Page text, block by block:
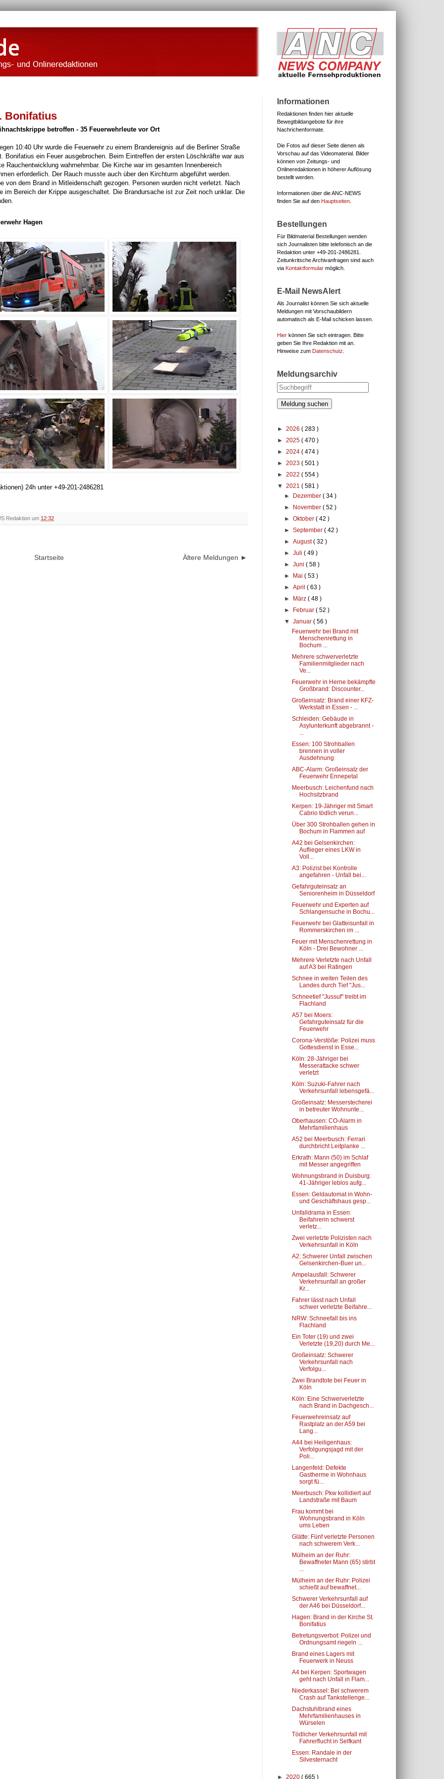
Bonifatius
betroffen - 35 Feuerwehrleute vor Ort
10:40 Uhr wurde die Feuerwehr zu einem Brandereignis auf die Berliner Straße
Bonifatius ein Feuer ausgebrochen. Beim Eintreffen der ersten Löschkräfte war aus
Rauchentwicklung wahrnehmbar. Die Kirche war im gesamten Innenbereich
erforderlich. Der Rauch musste auch über den Kirchturm abgeführt werden.
von dem Brand in Mitleidenschaft gezogen. Personen wurden nicht verletzt. Nach
im Bereich der Krippe ausgeschaltet. Die Brandursache ist zur Zeit noch unklar. Die
Hagen
24h unter +49-201-2486281
Redaktion um 12:32
Ältere Meldungen ►
Startseite
Informationen
Redaktionen finden hier aktuelle
Bewegtbildangebote für ihre
Nachrichenformate.
Die Fotos auf dieser Seite dienen als
Vorschau auf das Videomaterial. Bilder
können von Zeitungs- und
Onlineredaktionen in höherer Auflösung
bestellt werden.
Informationen über die ANC-NEWS
finden Sie auf den Hauptseiten
Bestellungen
Für Bildmaterial Bestellungen wenden
sich Journalisten bitte telefonisch an die
Redaktion unter +49-201-2486281.
Zeitunkritsche Archivanfragen sind auch
via Kontaktformular möglich.
E-Mail NewsAlert
Als Journalist können Sie sich aktuelle
Meldungen mit Vorschaubildern
automatisch als E-Mail schicken lassen.
Hier können Sie sich eintragen. Bitte
geben Sie Ihre Redaktion mit an.
Hinweise zum Datenschutz
Meldungsarchiv
Meldung suchen
► 2026 ( 283 )
► 2025 ( 470 )
► 2024 ( 474 )
► 2023 ( 501 )
► 2022 ( 554 )
▼ 2021 ( 581 )
►
Dezember( 34 )
►
November( 52 )
►Oktober( 42 )
►September( 42 )
►August( 32 )
►Juli( 49 )
►Juni( 58 )
►
Mai( 53 )
►April( 63 )
►
März( 48 )
►
Februar( 52 )
▼Januar( 56 )
Feuerwehr bei Brand mit
Menschenrettung in
Bochum ...
Mehrere schwerverletzte
Familienmitglieder nach
Ve...
Feuerwehr in Herne bekämpfte
Großbrand: Discounter...
Großeinsatz: Brand einer KFZ-
Werkstatt in Essen - ...
Schleiden: Gebäude in
Asylunterkunft abgebrannt -
...
Essen: 100 Strohballen
brennen in voller
Ausdehnung
ABC-Alarm: Großeinsatz der
Feuerwehr Ennepetal
Meerbusch: Leichenfund nach
Hochsitzbrand
Kerpen: 19-Jähriger mit Smart
Cabrio tödlich verun...
Über 300 Strohballen gehen in
Bochum in Flammen auf
A42 bei Gelsenkirchen:
Auflieger eines LKW in
Voll...
A3: Polizist bei Kontrolle
angefahren - Unfall bei...
Gefahrguteinsatz an
Seniorenheim in Düsseldorf
Feuerwehr und Experten auf
Schlangensuche in Bochu...
Feuerwehr bei Glatteisunfall in
Rommerskirchen im ...
Feuer mit Menschenrettung in
Köln - Drei Bewohner ...
Mehrere Verletzte nach Unfall
auf A3 bei Ratingen
Schnee in weiten Teilen des
Landes durch Tief "Jus...
Schneetief "Jussuf" treibt im
Flachland
A57 bei Moers:
Gefahrguteinsatz für die
Feuerwehr
Corona-Verstöße: Polizei muss
Gottesdienst in Esse...
Köln: 28-Jähriger bei
Messerattacke schwer
verletzt
Köln: Suzuki-Fahrer nach
Verkehrsunfall lebensgefä...
Großeinsatz: Messerstecherei
in betreuter Wohnunte...
Oberhausen: CO-Alarm in
Mehrfamilienhaus
A52 bei Meerbusch: Ferrari
durchbricht Leitplanke ...
Erkrath: Mann (50) im Schlaf
mit Messer angegriffen
Wohnungsbrand in Duisburg:
41-Jähriger leblos aufg...
Essen: Geldautomat in Wohn-
und Geschäftshaus gesp...
Unfalldrama in Essen:
Beifahrerin schwerst
verletz...
Zwei verletzte Polizisten nach
Verkehrsunfall in Köln
A2: Schwerer Unfall zwischen
Gelsenkirchen-Buer un...
Ampelausfall: Schwerer
Verkehrsunfall an großer
Kr...
Fahrer lässt nach Unfall
schwer verletzte Beifahre...
NRW: Schneefall bis ins
Flachland
Ein Toter (19) und zwei
Verletzte (19,20) durch Me...
Großeinsatz: Schwerer
Verkehrsunfall nach
Verfolgu...
Zwei Brandtote bei Feuer in
Köln
Köln: Eine Schwerverletzte
nach Brand in Dachgesch...
Feuerwehreinsatz auf
Rastplatz an der A59 bei
Lang...
A44 bei Heiligenhaus:
Verfolgungsjagd mit der
Poli...
Langenfeld: Defekte
Gastherme in Wohnhaus
sorgt fü...
Meerbusch: Pkw kollidiert auf
Landstraße mit Baum
Frau kommt bei
Wohnungsbrand in Köln
ums Leben
Glätte: Fünf verletzte Personen
nach schwerem Verk...
Mülheim an der Ruhr:
Bewaffneter Mann (65) stirbt
...
Mülheim an der Ruhr: Polizei
schießt auf bewaffnet...
Schwerer Verkehrsunfall auf
der A46 bei Düsseldorf...
Hagen: Brand in der Kirche St.
Bonifatius
Betretungsverbot: Polizei und
Ordnungsamt riegeln ...
Brand eines Lagers mit
Feuerwerk in Neuss
A4 bei Kerpen: Sportwagen
geht nach Unfall in Flam...
Niederkassel: Bei schwerem
Crash auf Tankstellenge...
Dachstuhlbrand eines
Mehrfamilienhauses in
Würselen
Tödlicher Verkehrsunfall mit
Fahrerflucht in Selfkant
Essen: Randale in der
Silvesternacht
► 2020 ( 665 )